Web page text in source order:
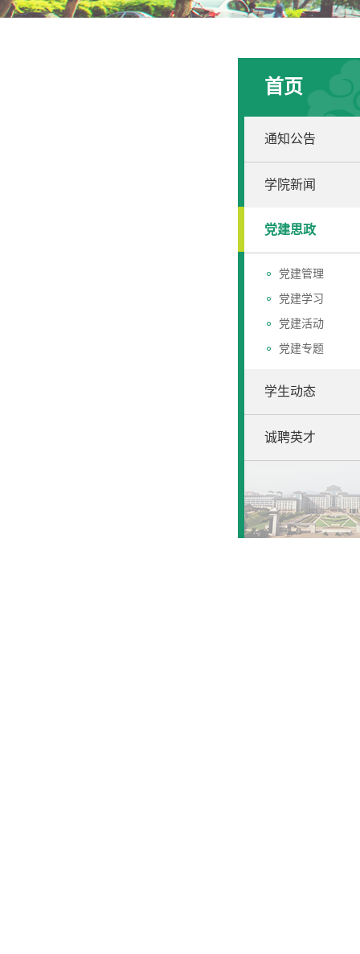
首页
通知公告
学院新闻
党建思政
党建管理
党建学习
党建活动
党建专题
学生动态
诚聘英才